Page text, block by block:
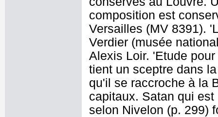
composition est
Versailles (MV 8391).
Verdier (musée
Alexis Loir. 'Etude
tient un sceptre dans
qu'il se raccroche à la
capitaux. Satan qui
selon Nivelon (p. 299)